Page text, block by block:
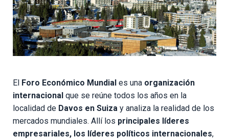
El Foro Económico Mundial es una organización
internacional que se reúne todos los años en la
localidad de Davos en Suiza y analiza la realidad de los
mercados mundiales. Allí los principales líderes
empresariales, los líderes políticos internacionales,